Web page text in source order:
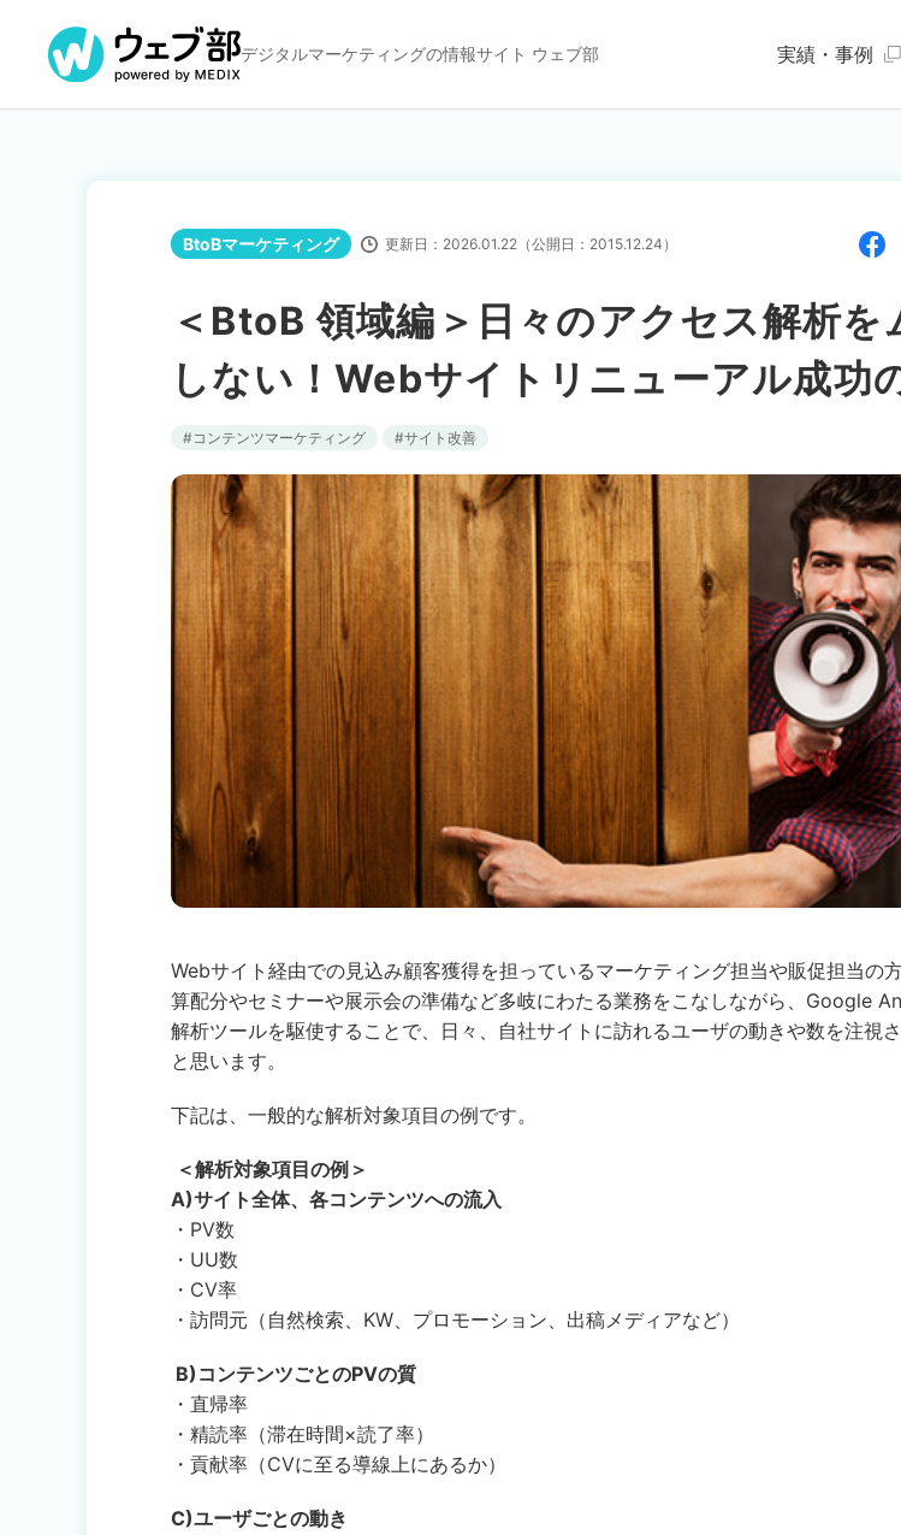
デジタルマーケティングの情報サイト ウェブ部 実績・事例
＜BtoB 領域編＞日々のアクセス解析を
しない！Webサイトリニューアル成功
BtoBマーケティング 更新日： 2026.01.22 （公開日： 2015.12.24 ）
コンテンツマーケティング サイト改善
Webサイト経由での見込み顧客獲得を担っているマーケティング担当や販促担当の
算配分やセミナーや展示会の準備など多岐にわたる業務をこなしながら、Google
解析ツールを駆使することで、日々、自社サイトに訪れるユーザの動きや数を注視
と思います。
下記は、一般的な解析対象項目の例です。
＜解析対象項目の例＞
A)サイト全体、各コンテンツへの流入
・PV数
・UU数
・CV率
・訪問元（自然検索、KW、プロモーション、出稿メディアなど）
B)コンテンツごとのPVの質
・直帰率
・精読率（滞在時間×読了率）
・貢献率（CVに至る導線上にあるか）
C)ユーザごとの動き